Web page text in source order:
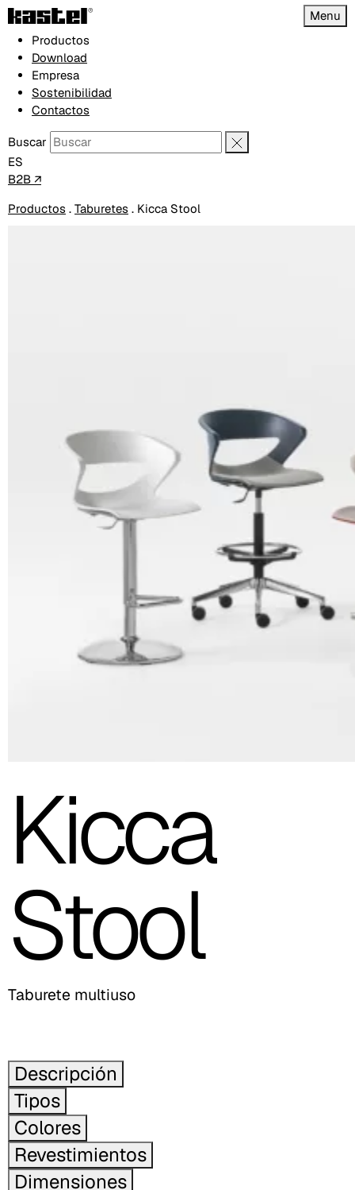
Menu
Productos
Download
Empresa
Sostenibilidad
Contactos
Buscar
ES
B2B ↗
Productos . Taburetes . Kicca Stool
Kicca
Stool
Taburete multiuso
Descripción
Tipos
Colores
Revestimientos
Dimensiones